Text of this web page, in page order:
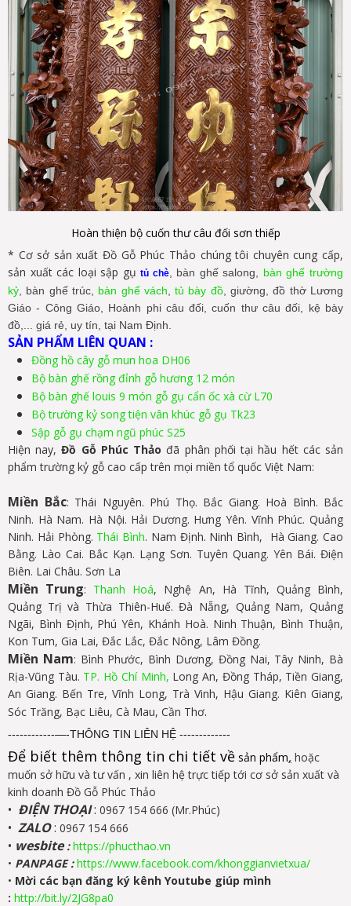
Hoàn thiện bộ cuốn thư câu đối sơn thiếp
* Cơ sở sản xuất Đồ Gỗ Phúc Thảo chúng tôi chuyên cung cấp,
sản xuất các loại sập gụtủ chè, bàn ghế salong, bàn ghế trường
kỷ , bàn ghế trúc, bàn ghế vách ,tủ bày đồ, giường, đồ thờ Lương
Giáo - Công Giáo, Hoành phi câu đối, cuốn thư câu đối, kệ bày
đồ,... giá rẻ, uy tín, tại Nam Định.
SẢN PHẨM LIÊN QUAN :
Đồng hồ cây gỗ mun hoa DH06
Bộ bàn ghế rồng đỉnh gỗ hương 12 món
Bộ bàn ghế louis 9 món gỗ gụ cẩn ốc xà cừ L70
Bộ trường kỷ song tiện vân khúc gỗ gụ Tk23
Sập gỗ gụ chạm ngũ phúc S25
Hiện nay,Đồ Gỗ Phúc Thảođã phân phối tại hầu hết các sản
phẩm trường kỷ gỗ cao cấp trên mọi miền tổ quốc Việt Nam:
Miền Bắc: Thái Nguyên. Phú Thọ. Bắc Giang. Hoà Bình. Bắc
Ninh. Hà Nam. Hà Nội. Hải Dương. Hưng Yên. Vĩnh Phúc. Quảng
Ninh. Hải Phòng. Thái Bình. Nam Định. Ninh Bình, Hà Giang. Cao
Bằng. Lào Cai. Bắc Kạn. Lạng Sơn. Tuyên Quang. Yên Bái. Điện
Biên. Lai Châu. Sơn La
Miền Trung: Thanh Hoá, Nghệ An, Hà Tĩnh, Quảng Bình,
Quảng Trị và Thừa Thiên-Huế. Đà Nẵng, Quảng Nam, Quảng
Ngãi, Bình Định, Phú Yên, Khánh Hoà. Ninh Thuận, Bình Thuận,
Kon Tum, Gia Lai, Đắc Lắc, Đắc Nông, Lâm Đồng.
Miền Nam: Bình Phước, Bình Dương, Đồng Nai, Tây Ninh, Bà
Rịa-Vũng Tàu. TP. Hồ Chí Minh, Long An, Đồng Tháp, Tiền Giang,
An Giang. Bến Tre, Vĩnh Long, Trà Vinh, Hậu Giang. Kiên Giang,
Sóc Trăng, Bạc Liêu, Cà Mau, Cần Thơ.
------------—-THÔNG TIN LIÊN HỆ -------------
Để biết thêm thông tin chi tiết về sản phẩm, hoặc
muốn sở hữu và tư vấn , xin liên hệ trực tiếp tới cơ sở sản xuất và
kinh doanh Đồ Gỗ Phúc Thảo
• ĐIỆN THOẠI: 0967 154 666 (Mr.Phúc)
• ZALO: 0967 154 666
• wesbite: https://phucthao.vn
• PANPAGE:https://www.facebook.com/khonggianvietxua/
• Mời các bạn đăng ký kênh Youtube giúp mình
: http://bit.ly/2JG8pa0